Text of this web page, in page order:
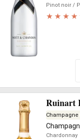
Pinot noir /
Ruinart
Champagne
Chardonnay